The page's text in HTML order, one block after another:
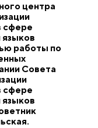
центра
сфере
языков
работы по
Совета
сфере
языков